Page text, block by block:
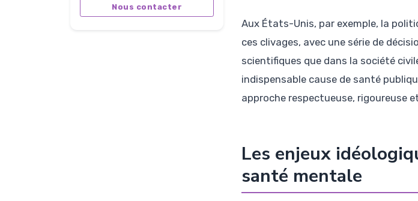
Nous contacter
Aux États-Unis, par exemple, la
ces clivages, avec une série de
scientifiques que dans la société
indispensable cause de santé
approche respectueuse, rigoureuse
Les enjeux
santé mentale